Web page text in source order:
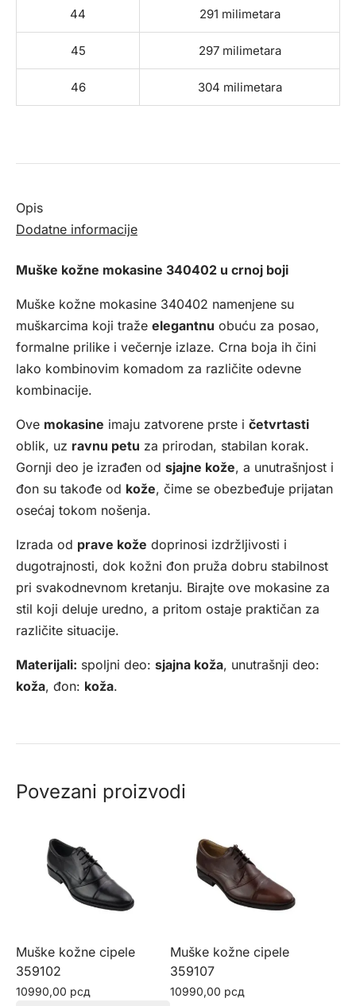
44 291 milimetara
45 297 milimetara
46 304 milimetara
Opis
Dodatne informacije
Muške kožne mokasine 340402 u crnoj boji
Muške kožne mokasine 340402 namenjene su
muškarcima koji traže elegantnu obuću za posao,
formalne prilike i večernje izlaze. Crna boja ih čini
lako kombinovim komadom za različite odevne
kombinacije.
Ove mokasine imaju zatvorene prste i četvrtasti
oblik, uz ravnu petu za prirodan, stabilan korak.
Gornji deo je izrađen od sjajne kože, a unutrašnjost i
đon su takođe od kože, čime se obezbeđuje prijatan
osećaj tokom nošenja.
Izrada od prave kože doprinosi izdržljivosti i
dugotrajnosti, dok kožni đon pruža dobru stabilnost
pri svakodnevnom kretanju. Birajte ove mokasine za
stil koji deluje uredno, a pritom ostaje praktičan za
različite situacije.
Materijali: spoljni deo: sjajna koža, unutrašnji deo:
koža, đon: koža.
Povezani proizvodi
Muške kožne cipele
359102
10990,00 рсд
Muške kožne cipele
359107
10990,00 рсд